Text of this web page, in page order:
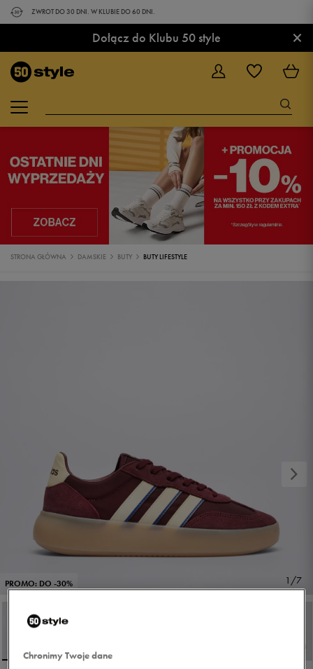
ZWROT DO 30 DNI. W KLUBIE DO 60 DNI.
Dołącz do Klubu 50 style ×
STRONA GŁÓWNA DAMSKIE BUTY BUTY LIFESTYLE
PROMO: DO -30% 1/7
Chronimy Twoje dane